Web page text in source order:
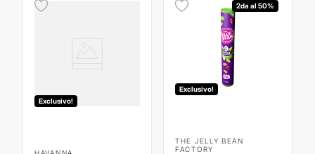
Exclusivo!
2da al 50%
Exclusivo!
THE JELLY BEAN
FACTORY